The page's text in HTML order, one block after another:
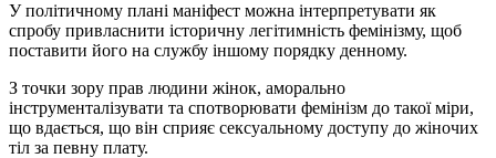
У політичному плані маніфест можна інтерпретувати як
спробу привласнити історичну легітимність фемінізму, щоб
поставити його на службу іншому порядку денному.
З точки зору прав людини жінок, аморально
інструменталізувати та спотворювати фемінізм до такої міри,
що вдається, що він сприяє сексуальному доступу до жіночих
тіл за певну плату.